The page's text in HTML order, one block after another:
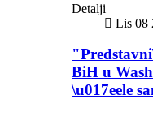
Detalji
Lis 08
BiH u
\u017eele